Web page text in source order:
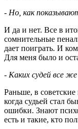
- Но, как
И да и нет. Все в
сомнительные
дает поиграть. И
Для меня было и
- Каких судей все
Раньше, в
когда судьей стал
ошибки. Знают
есть и такие, кто